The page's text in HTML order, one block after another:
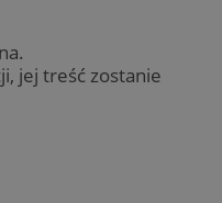
jej treść zostanie